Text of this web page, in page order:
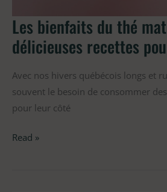
Les bienfaits du thé
délicieuses recettes
Avec nos hivers québécois longs et
souvent le besoin de consommer
pour leur côté
recettes
pour
en
Read »